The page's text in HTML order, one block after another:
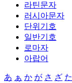
라틴문자
러시아문자
단위기호
일반기호
로마자
아랍어
あ ぁ か が さ ざ た